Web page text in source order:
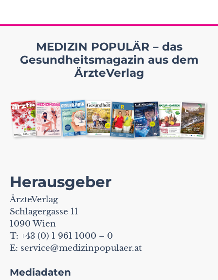
MEDIZIN POPULÄR – das
Gesundheitsmagazin aus dem
ÄrzteVerlag
Herausgeber
ÄrzteVerlag
Schlagergasse 11
1090 Wien
T: +43 (0) 1 961 1000 – 0
E: service@medizinpopulaer.at
Mediadaten